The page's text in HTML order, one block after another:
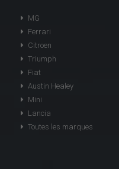
MG
Ferrari
Citroen
Triumph
Fiat
Austin Healey
Mini
Lancia
Toutes les marques